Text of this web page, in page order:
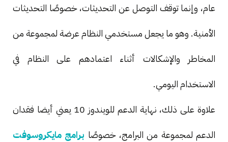
عام، وإنما توقف التوصل عن التحديثات، خصوصًا التحديثات
الأمنية. وهو ما يجعل مستخدمي النظام عرضة لمجموعة من
المخاطر والإشكالات أثناء اعتمادهم على النظام في
الاستخدام اليومي.
علاوة على ذلك، نهاية الدعم للويندوز 10 يعني أيضا فقدان
الدعم لمجموعة من البرامج، خصوصًا برامج مايكروسوفت